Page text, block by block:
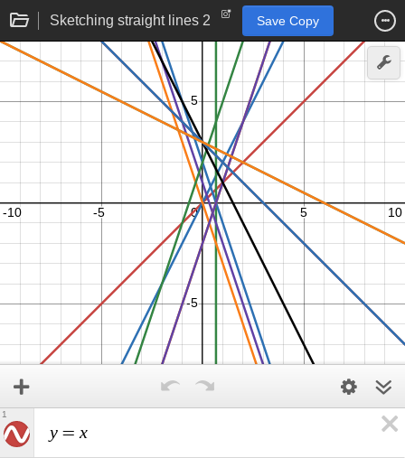
Sketching straight lines 2 Save Copy
y = x
1